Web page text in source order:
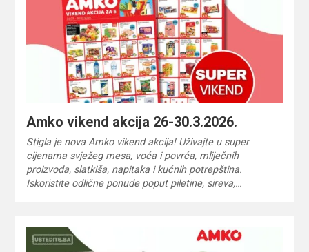
Amko vikend akcija 26-30.3.2026.
Stigla je nova Amko vikend akcija! Uživajte u super
cijenama svježeg mesa, voća i povrća, mliječnih
proizvoda, slatkiša, napitaka i kućnih potrepština.
Iskoristite odlične ponude poput piletine, sireva,…